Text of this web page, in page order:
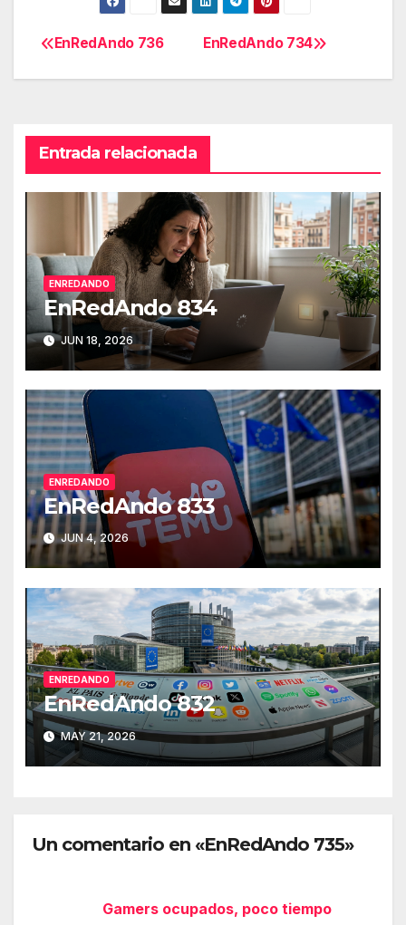
Navegación
de
entradas
EnRedAndo 734
EnRedAndo 736
Entrada relacionada
ENREDANDO
EnRedAndo 834
JUN 18, 2026
ENREDANDO
EnRedAndo 833
JUN 4, 2026
ENREDANDO
EnRedAndo 832
MAY 21, 2026
Un comentario en «EnRedAndo 735»
Gamers ocupados, poco tiempo